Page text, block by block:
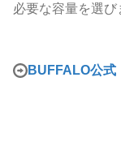
必要な容量を選び
BUFFALO公